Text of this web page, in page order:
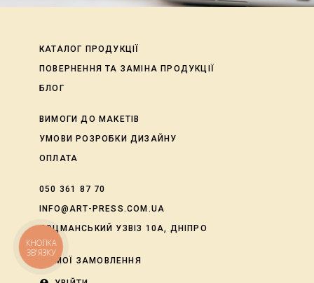
КАТАЛОГ ПРОДУКЦІЇ
ПОВЕРНЕННЯ ТА ЗАМІНА ПРОДУКЦІЇ
БЛОГ
ВИМОГИ ДО МАКЕТІВ
УМОВИ РОЗРОБКИ ДИЗАЙНУ
ОПЛАТА
050 361 87 70
INFO@ART-PRESS.COM.UA
ЛОЦМАНСЬКИЙ УЗВІЗ 10А, ДНІПРО
МОЇ ЗАМОВЛЕННЯ
КНОПКА
ЗВ'ЯЗКУ